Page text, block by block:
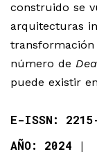
construido se
arquitecturas
transformación
número de
puede existir
E-ISSN:
AÑO: 2024